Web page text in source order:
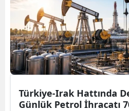
Türkiye-Irak Hattında
Günlük Petrol İhracatı